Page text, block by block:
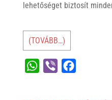
lehetőséget biztosít
(TOVÁBB…)